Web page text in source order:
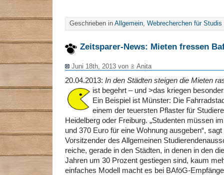
Geschrieben in Allgemein, Webrecherchen für Studis
Zeitsparer-News: Mieten fressen
Juni 18th, 2013 von Anita
20.04.2013: In den Städten steigen die Mieten
ist begehrt – und >das kriegen
Ein Beispiel ist Münster: Die
einem der teuersten Pflaster für
Heidelberg oder Freiburg. „Studenten müssen
und 370 Euro für eine Wohnung ausgeben“,
Vorsitzender des Allgemeinen
reiche, gerade in den Städten, in denen in den
Jahren um 30 Prozent gestiegen sind, kaum
einfaches Modell macht es bei BAföG-